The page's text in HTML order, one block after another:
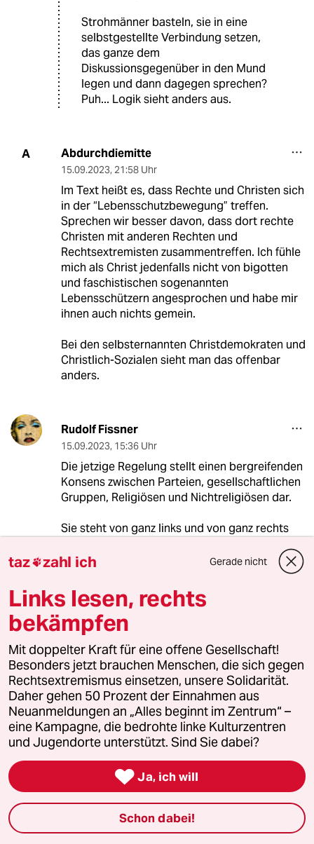
Strohmänner basteln, sie in eine
selbstgestellte Verbindung setzen,
das ganze dem
Diskussionsgegenüber in den Mund
legen und dann dagegen sprechen?
Puh... Logik sieht anders aus.
A Abdurchdiemitte
15.09.2023, 21:58 Uhr
Im Text heißt es, dass Rechte und Christen sich
in der “Lebensschutzbewegung” treffen.
Sprechen wir besser davon, dass dort rechte
Christen mit anderen Rechten und
Rechtsextremisten zusammentreffen. Ich fühle
mich als Christ jedenfalls nicht von bigotten
und faschistischen sogenannten
Lebensschützern angesprochen und habe mir
ihnen auch nichts gemein.
Bei den selbsternannten Christdemokraten und
Christlich-Sozialen sieht man das offenbar
anders.
Rudolf Fissner
15.09.2023, 15:36 Uhr
Die jetzige Regelung stellt einen bergreifenden
Konsens zwischen Parteien, gesellschaftlichen
Gruppen, Religiösen und Nichtreligiösen dar.
Sie steht von ganz links und von ganz rechts
Wir sollten uns diesen Konsens nicht kaputt
Kaboom
15.09.2023,10:27 Uhr
Ist im Moment ziemlich unüblich, aber gerade
kurz zum Inhalt:
Wenn man (was tagtägliche unumstrittene
Praxis ist) definieren kann, wann ein
menschliches Wesen nicht mehr lebt (wenn es
keinen Herzschlag mehr gibt und keine
Gehirnaktivität nachzuweisen ist), sollte man
doch wohl in der Lage sein, zu definieren, was
eigenständiges Leben ist. Wenn nämlich
Herzschlag vorhanden ist und Gehirnaktivität
nachgewiesen werden kann.
taz zahl ich Gerade nicht
Links lesen, rechts
bekämpfen
Mit doppelter Kraft für eine offene Gesellschaft!
Besonders jetzt brauchen Menschen, die sich gegen
Rechtsextremismus einsetzen, unsere Solidarität.
Daher gehen 50 Prozent der Einnahmen aus
Neuanmeldungen an „Alles beginnt im Zentrum“ –
eine Kampagne, die bedrohte linke Kulturzentren
und Jugendorte unterstützt. Sind Sie dabei?
 Ja, ich will
Schon dabei!